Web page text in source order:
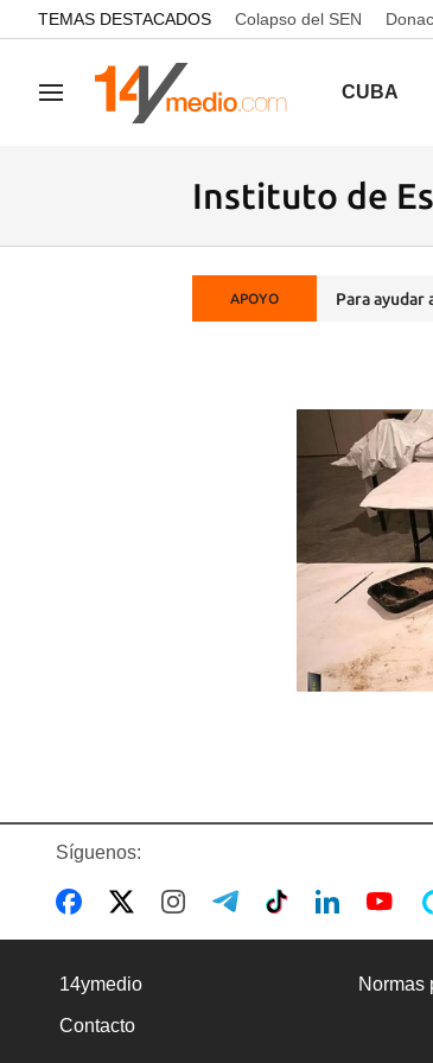
common.go-to-content
TEMAS DESTACADOS Colapso del SEN
Navegación CUBA
Instituto de
APOYO Para ayudar
Síguenos:
14ymedio Normas
Contacto